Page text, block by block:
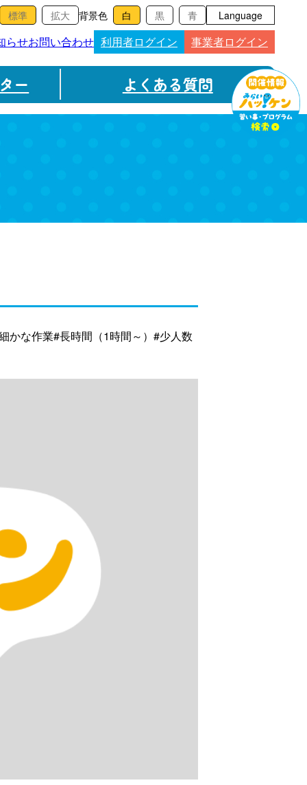
背景色 Language
らせお問い合わせ 利用者ログイン 事業者ログイン
ー よくある質問
かな作業#長時間（1時間～） #少人数